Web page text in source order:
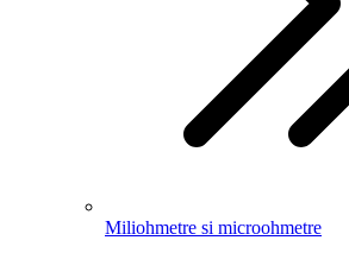
Miliohmetre si microohmetre